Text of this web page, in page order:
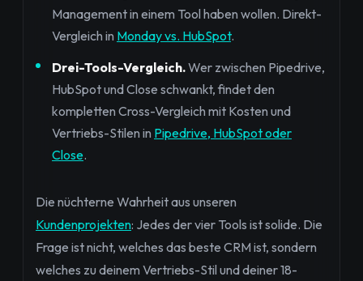
Management in einem Tool haben wollen. Direkt-
Vergleich in Monday vs. HubSpot.
Drei-Tools-Vergleich.Wer zwischen Pipedrive,
HubSpot und Close schwankt, findet den
kompletten Cross-Vergleich mit Kosten und
Vertriebs-Stilen in Pipedrive, HubSpot oder
Close.
Die nüchterne Wahrheit aus unseren
Kundenprojekten: Jedes der vier Tools ist solide. Die
Frage ist nicht, welches das beste CRM ist, sondern
welches zu deinem Vertriebs-Stil und deiner 18-